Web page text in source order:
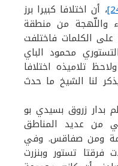
، أن اختلافا كبيرا برز
واللّهجة من منطقة
الكلمات فاختلفت
محمود الباي
تلاميذه اختلافا
لنا الشيخ ما حدث
بدار زروق بسيدي بو
من عديد المناطق
ومن صفاقس. وفي
فرقتا تستور وبنزرت